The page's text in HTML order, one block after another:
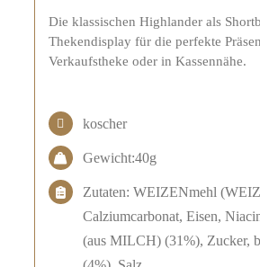
Die klassischen Highlander als
Thekendisplay für die perfekte
Verkaufstheke oder in Kassennähe.
koscher
Gewicht:40g
Zutaten: WEIZENmehl
Calziumcarbonat, Eisen,
(aus MILCH) (31%), Zucker,